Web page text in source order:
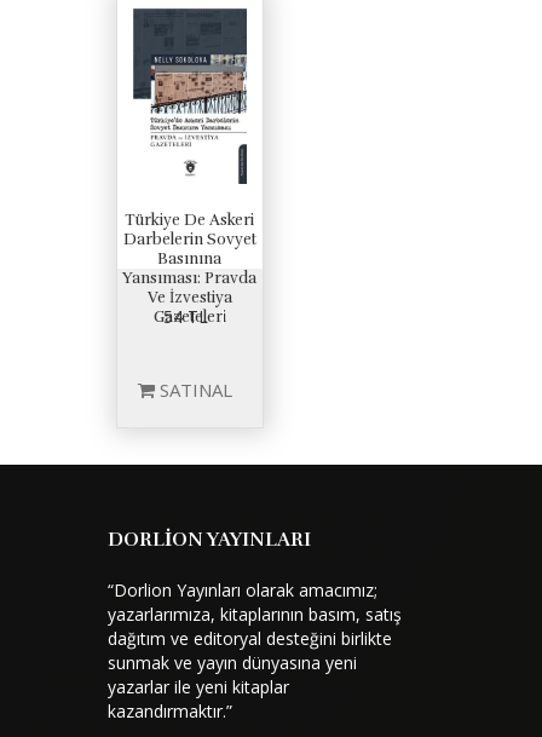
Türkiye De Askeri
Darbelerin Sovyet
Basınına
Yansıması: Pravda
Ve İzvestiya
Gazeteleri
54 TL
SATINAL
DORLİON YAYINLARI
“Dorlion Yayınları olarak amacımız;
yazarlarımıza, kitaplarının basım, satış
dağıtım ve editoryal desteğini birlikte
sunmak ve yayın dünyasına yeni
yazarlar ile yeni kitaplar
kazandırmaktır.”